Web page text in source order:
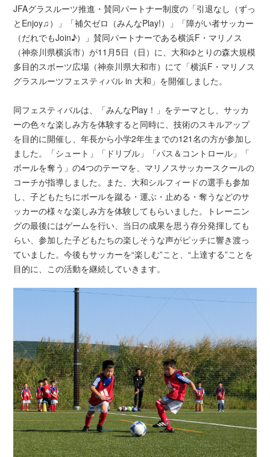
JFAグラスルーツ推進・賛同パートナー制度の「引退なし（ずっ
とEnjoy♫）」「補欠ゼロ（みんなPlay!）」「障がい者サッカー
（だれでもJoin♪）」賛同パートナーである横浜F・マリノス
（神奈川県横浜市）が11月5日（日）に、大和ゆとりの森大規模
多目的スポーツ広場（神奈川県大和市）にて「横浜F・ マリノス
グラスルーツフェスティバル in 大和」を開催しました。
同フェスティバルは、「みんなPlay！」をテーマとし、サッカ
ーの色々な楽しみ方を体験すると同時に、技術のスキルアップ
を目的に開催し、年長から小学2年生までの121名の方が参加し
ました。「シュート」「ドリブル」「パス＆コントロール」「
ボールを奪う」の4つのテーマを、 マリノスサッカースクールの
コーチが指導しました。また、大和シルフィードの選手も参加
し、子どもたちにボールを蹴る・運ぶ・止める・奪うなどのサ
ッカーの様々な楽しみ方を体験してもらいました。トレーニン
グの最後にはゲームを行い、 当日の成果を思う存分発揮しても
らい、参加した子どもたちの楽しそうな声がピッチに響き渡っ
ていました。今後もサッカーを“楽しむ”こと、“上達する”ことを
目的に、 この活動を継続していきます。